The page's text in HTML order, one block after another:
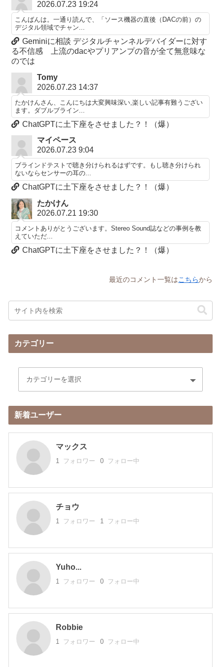
2026.07.23 19:24
こんばんは。一通り読んで、「ソース機器の直後（DACの前）の
デジタル領域でチャン...
Geminiに相談 デジタルチャンネルデバイダーに対す
る不信感 上流のdacやプリアンプの音が全て無意味な
のでは
Tomy
2026.07.23 14:37
たかけんさん、こんにちは大変興味深い,楽しい記事有難うござい
ます。ダブルブライン...
ChatGPTに土下座をさせました？！（爆）
マイペース
2026.07.23 9:04
ブラインドテストで聴き分けられるはずです。もし聴き分けられ
ないならセンサーの耳の...
ChatGPTに土下座をさせました？！（爆）
たかけん
2026.07.21 19:30
コメントありがとうございます。Stereo Sound誌などの事例を教
えていただ...
ChatGPTに土下座をさせました？！（爆）
最近のコメント一覧はこちらから
カテゴリー
新着ユーザー
マックス
1 フォロワー 0 フォロー中
チョウ
1 フォロワー 1 フォロー中
Yuho...
1 フォロワー 0 フォロー中
Robbie
1 フォロワー 0 フォロー中